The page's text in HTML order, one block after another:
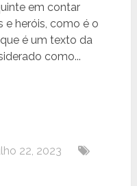
em contar
e heróis, como é o
é um texto da
como...
22, 2023